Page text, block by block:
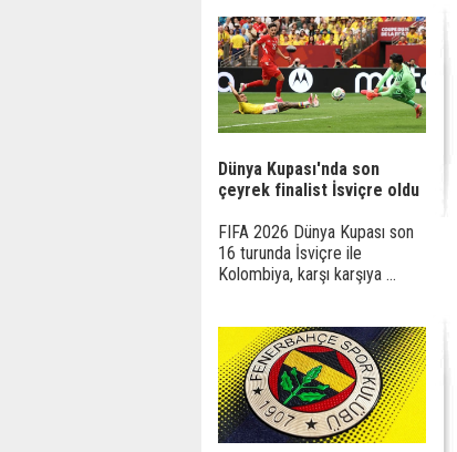
Dünya Kupası'nda son
çeyrek finalist İsviçre oldu
FIFA 2026 Dünya Kupası son
16 turunda İsviçre ile
Kolombiya, karşı karşıya ...